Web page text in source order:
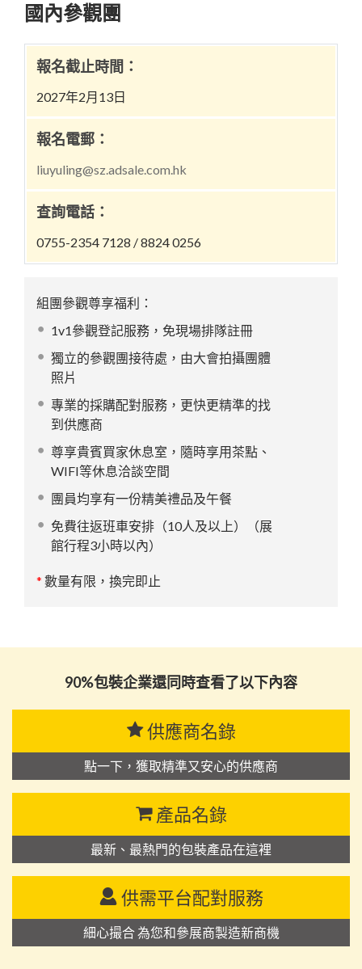
國內參觀團
報名截止時間：
2027年2月13日
報名電郵：
liuyuling@sz.adsale.com.hk
查詢電話：
0755-2354 7128 / 8824 0256
組團參觀尊享福利：
1v1參觀登記服務，免現場排隊註冊
獨立的參觀團接待處，由大會拍攝團體
照片
專業的採購配對服務，更快更精準的找
到供應商
尊享貴賓買家休息室，隨時享用茶點、
WIFI等休息洽談空間
團員均享有一份精美禮品及午餐
免費往返班車安排（10人及以上）（展
館行程3小時以內）
* 數量有限，換完即止
90%包裝企業還同時查看了以下內容
供應商名錄
點一下，獲取精準又安心的供應商
產品名錄
最新、最熱門的包裝產品在這裡
供需平台配對服務
細心撮合 為您和參展商製造新商機